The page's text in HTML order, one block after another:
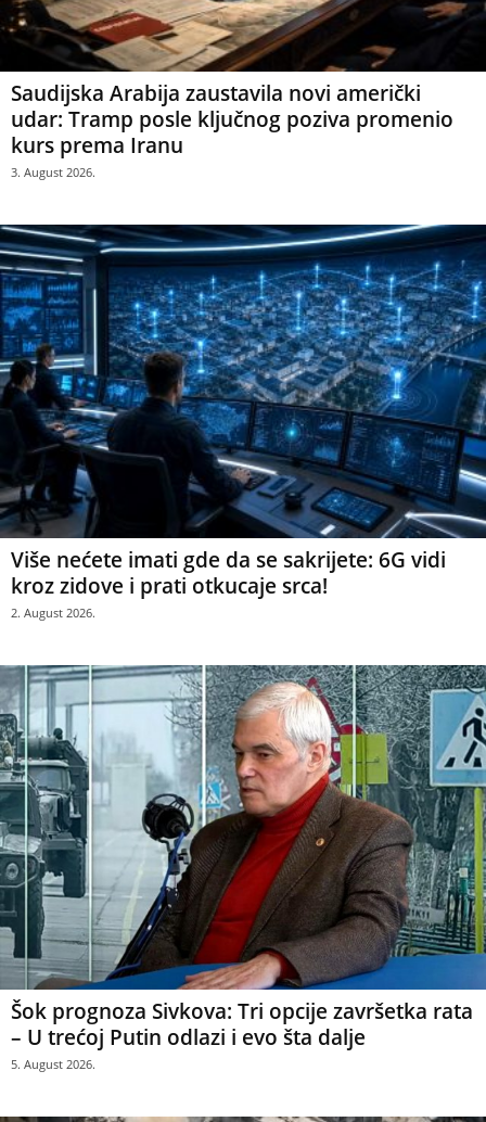
Saudijska Arabija zaustavila novi američki
udar: Tramp posle ključnog poziva promenio
kurs prema Iranu
3. August 2026.
Više nećete imati gde da se sakrijete: 6G vidi
kroz zidove i prati otkucaje srca!
2. August 2026.
Šok prognoza Sivkova: Tri opcije završetka rata
– U trećoj Putin odlazi i evo šta dalje
5. August 2026.